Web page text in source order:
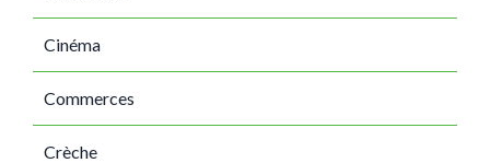
Cinéma
Commerces
Crèche